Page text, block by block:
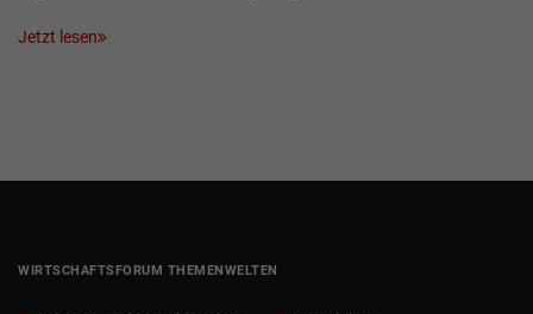
Jetzt lesen
WIRTSCHAFTSFORUM THEMENWELTEN